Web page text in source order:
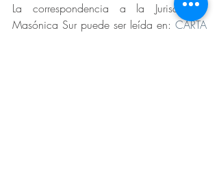
La correspondencia a la Jurisdicción
Masónica Sur puede ser leída en: CARTA